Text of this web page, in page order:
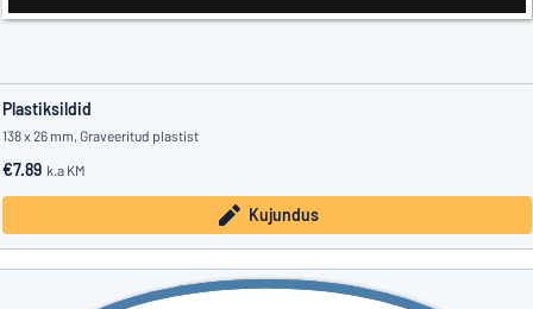
Plastiksildid
138 x 26 mm, Graveeritud plastist
€7.89 k.a KM
Kujundus